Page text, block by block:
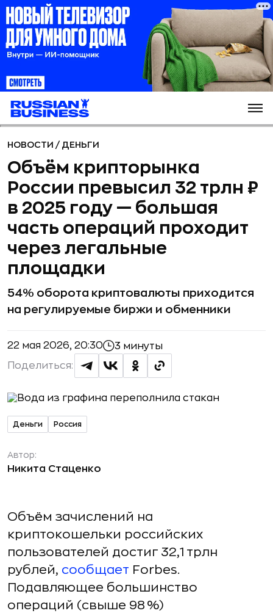
НОВОСТИ / ДЕНЬГИ
Объём крипторынка
России превысил 32 трлн ₽
в 2025 году — большая
часть операций проходит
через легальные
площадки
54% оборота криптовалюты приходится
на регулируемые биржи и обменники
22 мая 2026, 20:30 3 минуты
Поделиться:
Деньги Россия
Автор:
Никита Стаценко
Объём зачислений на
криптокошельки российских
пользователей достиг 32,1 трлн
рублей, сообщает Forbes.
Подавляющее большинство
операций (свыше 98 %)